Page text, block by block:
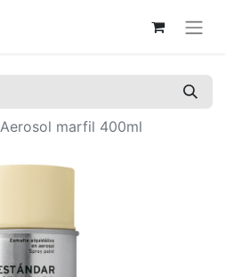
Aerosol marfil 400ml